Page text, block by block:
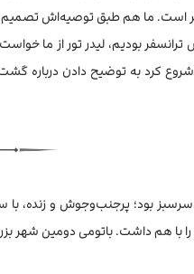
است. ما هم طبق توصیه‌اش تصمیم
بودیم، لیدر تور از ما
کرد به توضیح دادن درباره
بود؛ پرجنب‌وجوش و زنده، با
با هم داشت. باتومی دومین شهر